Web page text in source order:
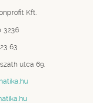
Kft.
3236
63
utca 69.